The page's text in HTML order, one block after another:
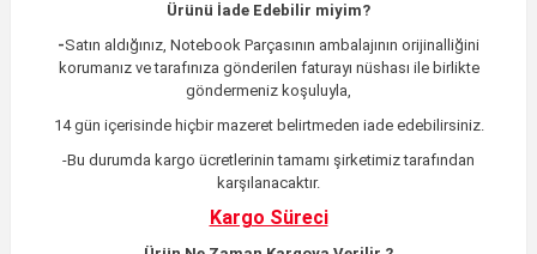
Ürünü İade Edebilir miyim?
-Satın aldığınız, Notebook Parçasının ambalajının orijinalliğini
korumanız ve tarafınıza gönderilen faturayı nüshası ile birlikte
göndermeniz koşuluyla,
14 gün içerisinde hiçbir mazeret belirtmeden iade edebilirsiniz.
-Bu durumda kargo ücretlerinin tamamı şirketimiz tarafından
karşılanacaktır.
Kargo Süreci